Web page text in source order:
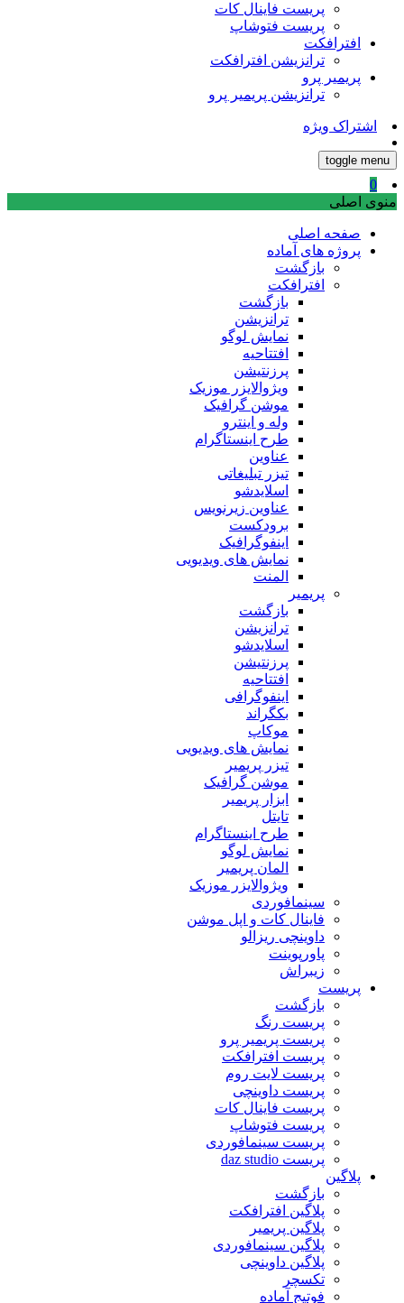
پریست فاینال کات
پریست فتوشاپ
افترافکت
ترانزیشن افترافکت
پریمیر پرو
ترانزیشن پریمیر پرو
اشتراک ویژه
toggle menu
0
منوی اصلی
صفحه اصلی
پروژه های آماده
بازگشت
افترافکت
بازگشت
ترانزیشن
نمایش لوگو
افتتاحیه
پرزنتیشن
ویژوالایزر موزیک
موشن گرافیک
وله و اینترو
طرح اینستاگرام
عناوین
تیزر تبلیغاتی
اسلایدشو
عناوین زیرنویس
برودکست
اینفوگرافیک
نمایش های ویدیویی
المنت
پریمیر
بازگشت
ترانزیشن
اسلایدشو
پرزنتیشن
افتتاحیه
اینفوگرافی
بکگراند
موکاپ
نمایش های ویدیویی
تیزر پریمیر
موشن گرافیک
ابزار پریمیر
تایتل
طرح اینستاگرام
نمایش لوگو
المان پریمیر
ویژوالایزر موزیک
سینمافوردی
فاینال کات و اپل موشن
داوینچی ریزالو
پاورپوینت
زیبراش
پریست
بازگشت
پریست رنگ
پریست پریمیر پرو
پریست افترافکت
پریست لایت روم
پریست داوینچی
پریست فاینال کات
پریست فتوشاپ
پریست سینمافوردی
پریست daz studio
پلاگین
بازگشت
پلاگین افترافکت
پلاگین پریمیر
پلاگین سینمافوردی
پلاگین داوینچی
تکسچر
فوتیج آماده